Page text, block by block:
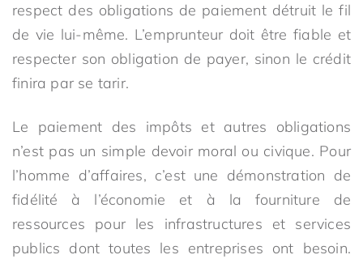
respect des obligations de paiement détruit le fil
de vie lui-même. L’emprunteur doit être fiable et
respecter son obligation de payer, sinon le crédit
finira par se tarir.
Le paiement des impôts et autres obligations
n’est pas un simple devoir moral ou civique. Pour
l’homme d’affaires, c’est une démonstration de
fidélité à l’économie et à la fourniture de
ressources pour les infrastructures et services
publics dont toutes les entreprises ont besoin.